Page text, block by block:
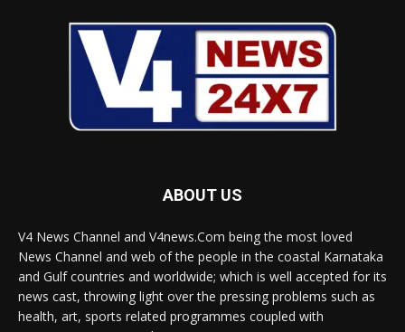
ABOUT US
V4 News Channel and V4news.Com being the most loved
News Channel and web of the people in the coastal Karnataka
and Gulf countries and worldwide; which is well accepted for its
news cast, throwing light over the pressing problems such as
health, art, sports related programmes coupled with